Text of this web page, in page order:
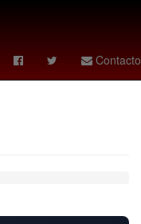
Contacto
Cucurella